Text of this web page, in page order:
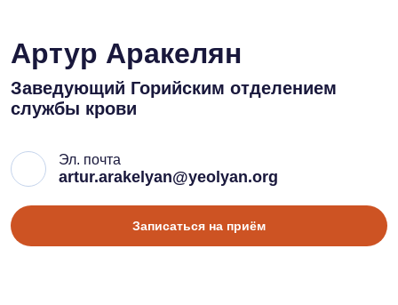
Артур Аракелян
Заведующий Горийским отделением
службы крови
Эл. почта
artur.arakelyan@yeolyan.org
Записаться на приём